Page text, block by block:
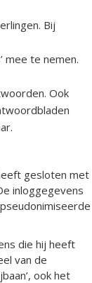
Bij
mee te nemen.
Ook
gesloten met
inloggegevens
die hij heeft
van de
ook het